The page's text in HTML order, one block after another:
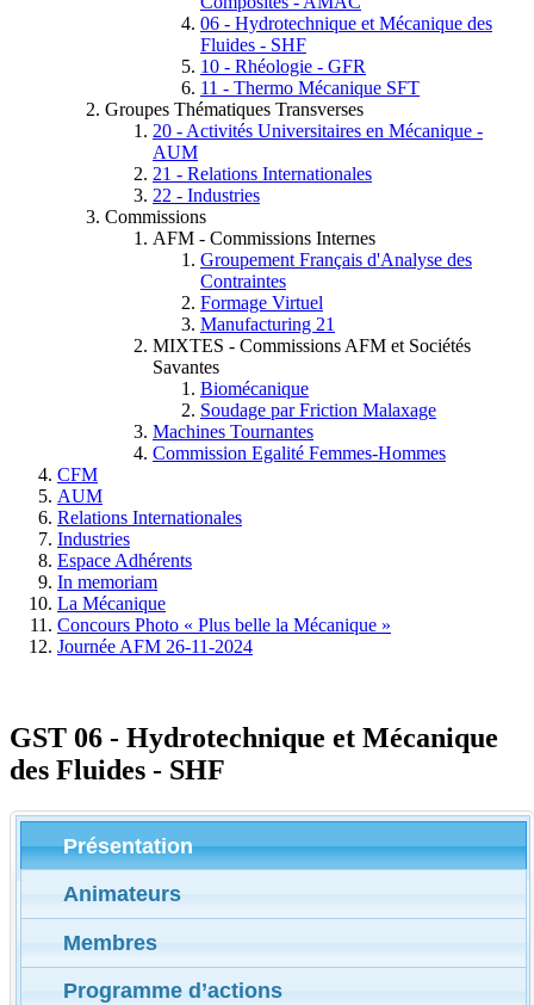
06 - Hydrotechnique et Mécanique des
Fluides - SHF
10 - Rhéologie - GFR
11 - Thermo Mécanique SFT
Groupes Thématiques Transverses
20 - Activités Universitaires en Mécanique -
AUM
21 - Relations Internationales
22 - Industries
Commissions
AFM - Commissions Internes
Groupement Français d'Analyse des
Contraintes
Formage Virtuel
Manufacturing 21
MIXTES - Commissions AFM et Sociétés
Savantes
Biomécanique
Soudage par Friction Malaxage
Machines Tournantes
Commission Egalité Femmes-Hommes
CFM
AUM
Relations Internationales
Industries
Espace Adhérents
In memoriam
La Mécanique
Concours Photo « Plus belle la Mécanique »
Journée AFM 26-11-2024
GST 06 - Hydrotechnique et Mécanique
des Fluides - SHF
Présentation
Animateurs
Membres
Programme d’actions